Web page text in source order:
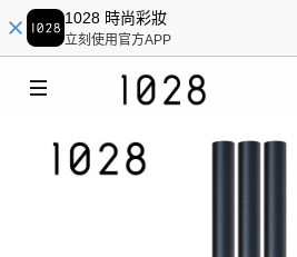
1028 時尚彩妝
立刻使用官方APP